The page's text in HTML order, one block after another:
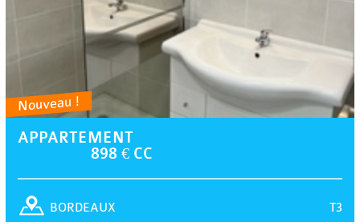
Nouveau !
APPARTEMENT
898 € CC
T3
BORDEAUX